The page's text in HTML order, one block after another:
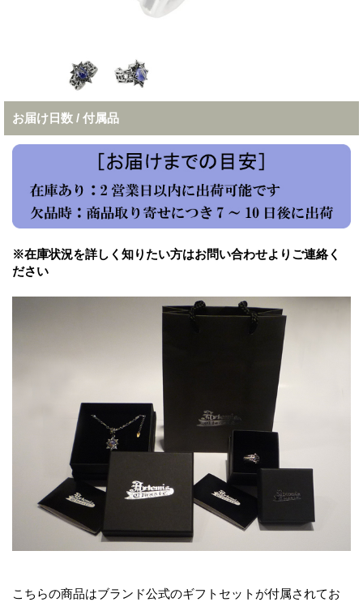
お届け日数 / 付属品
※在庫状況を詳しく知りたい方はお問い合わせよりご連絡く
ださい
こちらの商品はブランド公式のギフトセットが付属されてお